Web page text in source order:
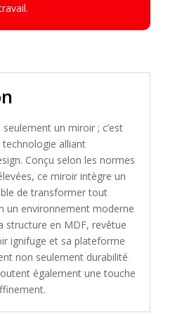
seulement un miroir ; c’est
alliant
Conçu selon les normes
ce miroir intègre un
de transformer tout
un environnement moderne
structure en MDF, revêtue
ignifuge et sa plateforme
non seulement durabilité
également une touche